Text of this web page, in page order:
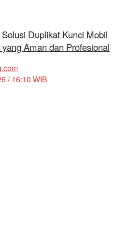
Duplikat Kunci Mobil
Aman dan Profesional
/ 16:10 WIB